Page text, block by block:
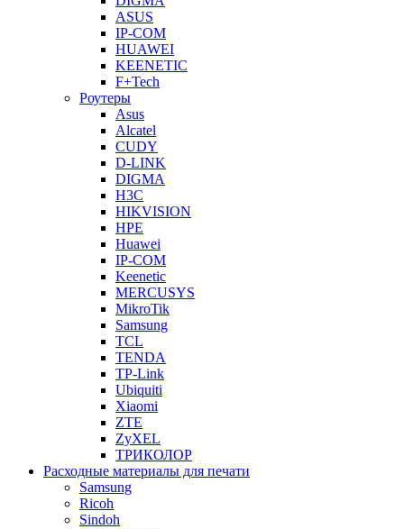
ASUS
IP-COM
HUAWEI
KEENETIC
F+Tech
Роутеры
Asus
Alcatel
CUDY
D-LINK
DIGMA
H3C
HIKVISION
HPE
Huawei
IP-COM
Keenetic
MERCUSYS
MikroTik
Samsung
TCL
TENDA
TP-Link
Ubiquiti
Xiaomi
ZTE
ZyXEL
ТРИКОЛОР
Расходные материалы для печати
Samsung
Ricoh
Sindoh